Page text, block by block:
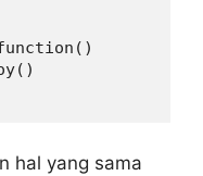
hal yang sama